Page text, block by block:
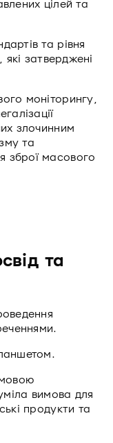
цілей та
та рівня
які затверджені
моніторингу,
злочинним
та
зброї масового
та
вимова для
продукти та